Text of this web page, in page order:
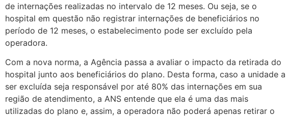
de internações realizadas no intervalo de 12 meses. Ou seja, se o
hospital em questão não registrar internações de beneficiários no
período de 12 meses, o estabelecimento pode ser excluído pela
operadora.
Com a nova norma, a Agência passa a avaliar o impacto da retirada do
hospital junto aos beneficiários do plano. Desta forma, caso a unidade a
ser excluída seja responsável por até 80% das internações em sua
região de atendimento, a ANS entende que ela é uma das mais
utilizadas do plano e, assim, a operadora não poderá apenas retirar o